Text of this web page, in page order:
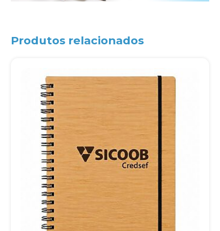
Produtos relacionados